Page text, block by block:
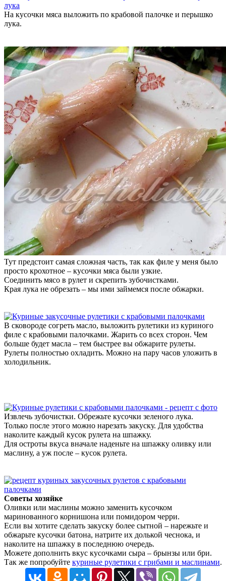
На кусочки мяса выложить по крабовой палочке и перышко
лука.
Тут предстоит самая сложная часть, так как филе у меня было
просто крохотное – кусочки мяса были узкие.
Соединить мясо в рулет и скрепить зубочистками.
Края лука не обрезать – мы ими займемся после обжарки.
В сковороде согреть масло, выложить рулетики из куриного
филе с крабовыми палочками. Жарить со всех сторон. Чем
больше будет масла – тем быстрее вы обжарите рулеты.
Рулеты полностью охладить. Можно на пару часов уложить в
холодильник.
Извлечь зубочистки. Обрежьте кусочки зеленого лука.
Только после этого можно нарезать закуску. Для удобства
наколите каждый кусок рулета на шпажку.
Для остроты вкуса вначале наденьте на шпажку оливку или
маслину, а уж после – кусок рулета.
Советы хозяйке
Оливки или маслины можно заменить кусочком
маринованного корнишона или помидором черри.
Если вы хотите сделать закуску более сытной – нарежьте и
обжарьте кусочки батона, натрите их долькой чеснока, и
наколите на шпажку в последнюю очередь.
Можете дополнить вкус кусочками сыра – брынзы или бри.
Так же попробуйте куриные рулетики с грибами и маслинами.